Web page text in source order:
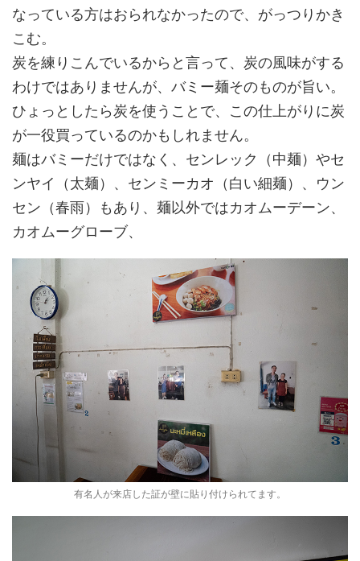
なっている方はおられなかったので、がっつりかき
こむ。
炭を練りこんでいるからと言って、炭の風味がする
わけではありませんが、バミー麺そのものが旨い。
ひょっとしたら炭を使うことで、この仕上がりに炭
が一役買っているのかもしれません。
麺はバミーだけではなく、センレック（中麺）やセ
ンヤイ（太麺）、センミーカオ（白い細麺）、ウン
セン（春雨）もあり、麺以外ではカオムーデーン、
カオムーグローブ、
有名人が来店した証が壁に貼り付けられてます。